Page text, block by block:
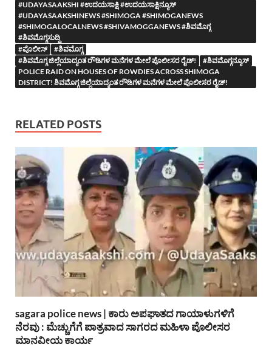
#UDAYASAAKSHI #ಉದಯಸಾಕ್ಷಿ #ಉದಯಸಾಕ್ಷಿನ್ಯೂಸ್
#UDAYASAAKSHINEWS #SHIMOGA #SHIMOGANEWS
#SHIMOGALOCALNEWS #SHIVAMOGGANEWS #ಶಿವಮೊಗ್ಗ
#ಶಿವಮೊಗ್ಗಸುದ್ದಿ
#ಪೊಲೀಸ್
#ಶಿವಮೊಗ್ಗ
#ಶಿವಮೊಗ್ಗ ಜಿಲ್ಲೆಯಾದ್ಯಂತ ರೌಡಿಗಳ ಮನೆಗಳ ಮೇಲೆ ಪೊಲೀಸರ ರೈಡ್!
#ಶಿವಮೊಗ್ಗನ್ಯೂಸ್
POLICE RAID ON HOUSES OF ROWDIES ACROSS SHIMOGA
DISTRICT! ಶಿವಮೊಗ್ಗ ಜಿಲ್ಲೆಯಾದ್ಯಂತ ರೌಡಿಗಳ ಮನೆಗಳ ಮೇಲೆ ಪೊಲೀಸರ ರೈಡ್!
RELATED POSTS
sagara police news | ಕಾರು ಅಪಘಾತದ ಗಾಯಾಳುಗಳಿಗೆ
ನೆರವು : ಮೆಚ್ಚುಗೆಗೆ ಪಾತ್ರವಾದ ಸಾಗರದ ಮಹಿಳಾ ಪೊಲೀಸರ
ಮಾನವೀಯ ಕಾರ್ಯ